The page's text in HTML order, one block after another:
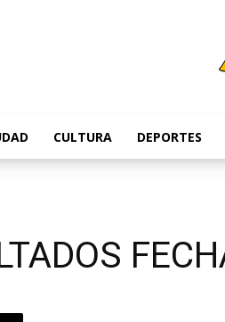
CULTURA DEPORTES